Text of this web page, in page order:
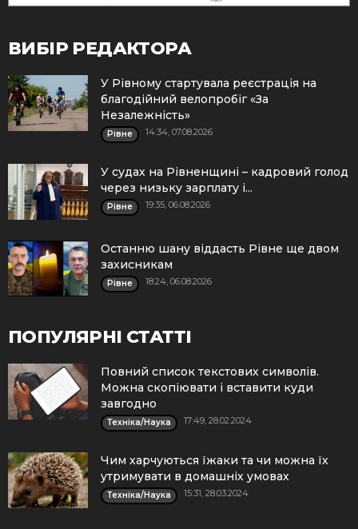
ВИБІР РЕДАКТОРА
У Рівному стартувала реєстрація на
благодійний велопробіг «За
Незалежність»
Рівне 14:34, 07.08.2026
У судах на Рівненщині – кадровий голод
через низьку зарплату і...
Рівне 19:35, 06.08.2026
Останню шану віддасть Рівне ще двом
захисникам
Рівне 18:24, 06.08.2026
ПОПУЛЯРНІ СТАТТІ
Повний список текстових символів.
Можна скопіювати і вставити куди
завгодно
Техніка/Наука 17:49, 28.02.2024
Чим харчуються їжаки та чи можна їх
утримувати в домашніх умовах
Техніка/Наука 15:31, 28.03.2024